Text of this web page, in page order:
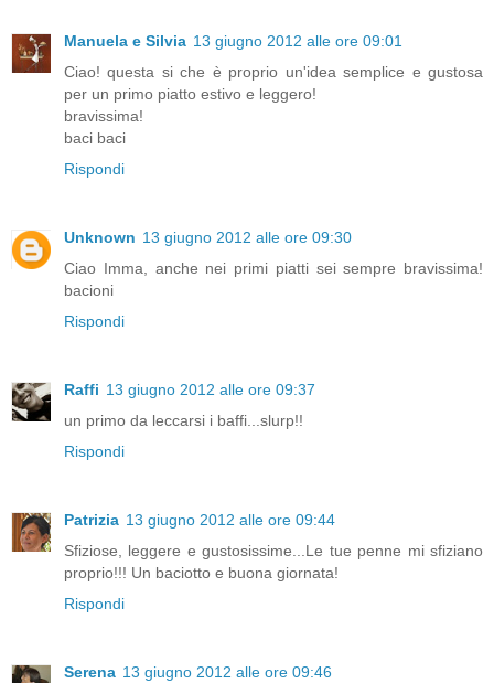
Manuela e Silvia 13 giugno 2012 alle ore 09:01
Ciao! questa si che è proprio un'idea semplice e gustosa
per un primo piatto estivo e leggero!
bravissima!
baci baci
Rispondi
Unknown 13 giugno 2012 alle ore 09:30
Ciao Imma, anche nei primi piatti sei sempre bravissima!
bacioni
Rispondi
Raffi 13 giugno 2012 alle ore 09:37
un primo da leccarsi i baffi...slurp!!
Rispondi
Patrizia 13 giugno 2012 alle ore 09:44
Sfiziose, leggere e gustosissime...Le tue penne mi sfiziano
proprio!!! Un baciotto e buona giornata!
Rispondi
Serena 13 giugno 2012 alle ore 09:46